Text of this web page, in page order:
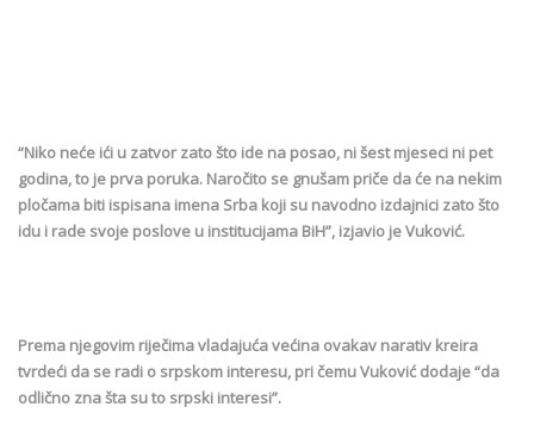
“Niko neće ići u zatvor zato što ide na posao, ni šest mjeseci ni pet
godina, to je prva poruka. Naročito se gnušam priče da će na nekim
pločama biti ispisana imena Srba koji su navodno izdajnici zato što
idu i rade svoje poslove u institucijama BiH”, izjavio je Vuković.
Prema njegovim riječima vladajuća većina ovakav narativ kreira
tvrdeći da se radi o srpskom interesu, pri čemu Vuković dodaje “da
odlično zna šta su to srpski interesi”.